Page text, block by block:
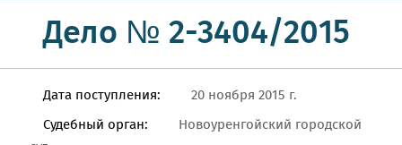
Дело № 2-3404/2015
Дата поступления:
20 ноября 2015 г.
Судебный орган:
Новоуренгойский городской